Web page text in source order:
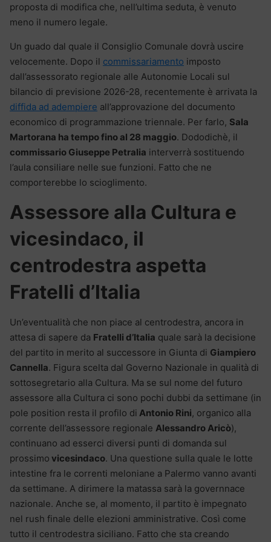
proposta di modifica che, nell’ultima seduta, è venuto
meno il numero legale.
Un guado dal quale il Consiglio Comunale dovrà uscire
velocemente. Dopo il commissariamento imposto
dall’assessorato regionale alle Autonomie Locali sul
bilancio di previsione 2026-28, recentemente è arrivata la
diffida ad adempiere all’approvazione del documento
economico di programmazione triennale. Per farlo, Sala
Martorana ha tempo fino al 28 maggio. Dododichè, il
commissario Giuseppe Petralia interverrà sostituendo
l’aula consiliare nelle sue funzioni. Fatto che ne
comporterebbe lo scioglimento.
Assessore alla Cultura e
vicesindaco, il
centrodestra aspetta
Fratelli d’Italia
Un’eventualità che non piace al centrodestra, ancora in
attesa di sapere da Fratelli d’Italia quale sarà la decisione
del partito in merito al successore in Giunta di Giampiero
Cannella. Figura scelta dal Governo Nazionale in qualità di
sottosegretario alla Cultura. Ma se sul nome del futuro
assessore alla Cultura ci sono pochi dubbi da settimane (in
pole position resta il profilo di Antonio Rini, organico alla
corrente dell’assessore regionale Alessandro Aricò),
continuano ad esserci diversi punti di domanda sul
prossimo vicesindaco. Una questione sulla quale le lotte
intestine fra le correnti meloniane a Palermo vanno avanti
da settimane. A dirimere la matassa sarà la governnace
nazionale. Anche se, al momento, il partito è impegnato
nel rush finale delle elezioni amministrative. Così come
tutto il centrodestra siciliano. Fatto che sta creando